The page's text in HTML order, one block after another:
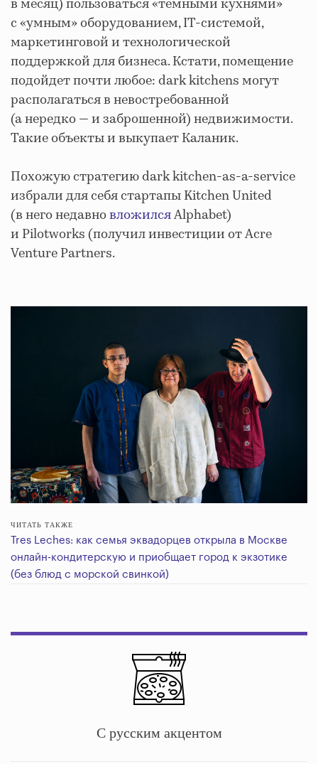
в месяц) пользоваться «темными кухнями»
с «умным» оборудованием, IT-системой,
маркетинговой и технологической
поддержкой для бизнеса. Кстати, помещение
подойдет почти любое: dark kitchens могут
располагаться в невостребованной
(а нередко — и заброшенной) недвижимости.
Такие объекты и выкупает Каланик.
Похожую стратегию dark kitchen-as-a-service
избрали для себя стартапы Kitchen United
(в него недавновложилсяAlphabet)
и Pilotworks (получил инвестиции от Acre
Venture Partners.
ЧИТАТЬ ТАКЖЕ
Tres Leches: как семья эквадорцев открыла в Москве
онлайн-кондитерскую и приобщает город к экзотике
(без блюд с морской свинкой)
С русским акцентом